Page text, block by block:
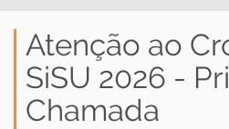
Atenção ao
SiSU 2026 -
Chamada